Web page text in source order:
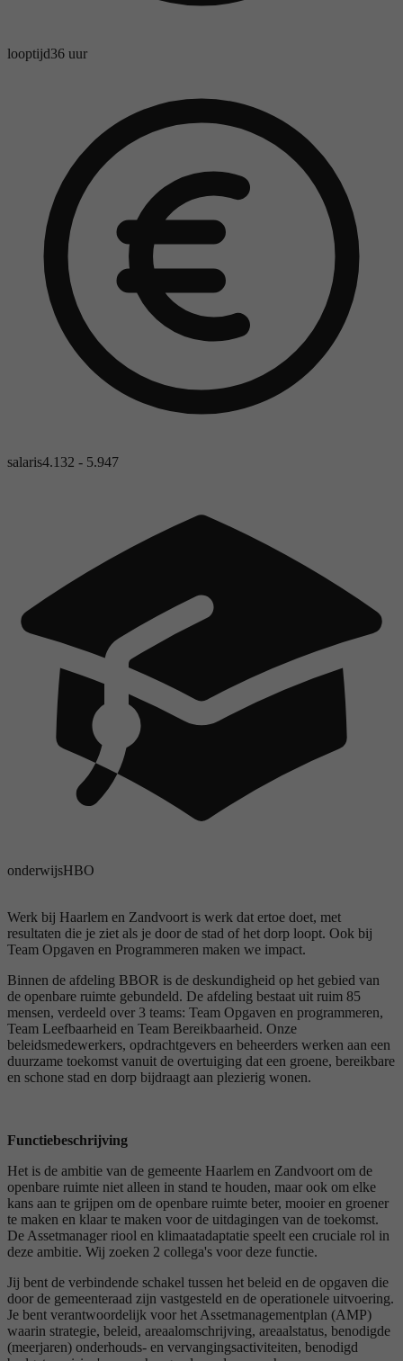
looptijd36 uur
salaris4.132 - 5.947
onderwijsHBO
Werk bij Haarlem en Zandvoort is werk dat ertoe doet, met
resultaten die je ziet als je door de stad of het dorp loopt. Ook bij
Team Opgaven en Programmeren maken we impact.
Binnen de afdeling BBOR is de deskundigheid op het gebied van
de openbare ruimte gebundeld. De afdeling bestaat uit ruim 85
mensen, verdeeld over 3 teams: Team Opgaven en programmeren,
Team Leefbaarheid en Team Bereikbaarheid. Onze
beleidsmedewerkers, opdrachtgevers en beheerders werken aan een
duurzame toekomst vanuit de overtuiging dat een groene, bereikbare
en schone stad en dorp bijdraagt aan plezierig wonen.
Functiebeschrijving
Het is de ambitie van de gemeente Haarlem en Zandvoort om de
openbare ruimte niet alleen in stand te houden, maar ook om elke
kans aan te grijpen om de openbare ruimte beter, mooier en groener
te maken en klaar te maken voor de uitdagingen van de toekomst.
De Assetmanager riool en klimaatadaptatie speelt een cruciale rol in
deze ambitie. Wij zoeken 2 collega's voor deze functie.
Jij bent de verbindende schakel tussen het beleid en de opgaven die
door de gemeenteraad zijn vastgesteld en de operationele uitvoering.
Je bent verantwoordelijk voor het Assetmanagementplan (AMP)
waarin strategie, beleid, areaalomschrijving, areaalstatus, benodigde
(meerjaren) onderhouds- en vervangingsactiviteiten, benodigd